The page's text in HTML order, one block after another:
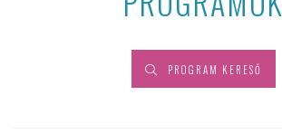
PROGRAM KERESŐ